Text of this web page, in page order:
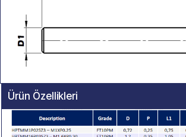
Ürün Özellikleri